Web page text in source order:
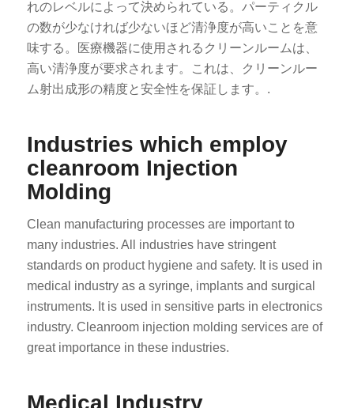
れのレベルによって決められている。パーティクル
の数が少なければ少ないほど清浄度が高いことを意
味する。医療機器に使用されるクリーンルームは、
高い清浄度が要求されます。これは、クリーンルー
ム射出成形の精度と安全性を保証します。.
Industries which employ
cleanroom Injection
Molding
Clean manufacturing processes are important to
many industries. All industries have stringent
standards on product hygiene and safety. It is used in
medical industry as a syringe, implants and surgical
instruments. It is used in sensitive parts in electronics
industry. Cleanroom injection molding services are of
great importance in these industries.